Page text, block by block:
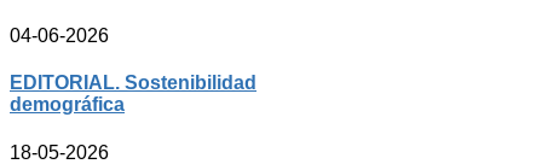
04-06-2026
EDITORIAL. Sostenibilidad
demográfica
18-05-2026